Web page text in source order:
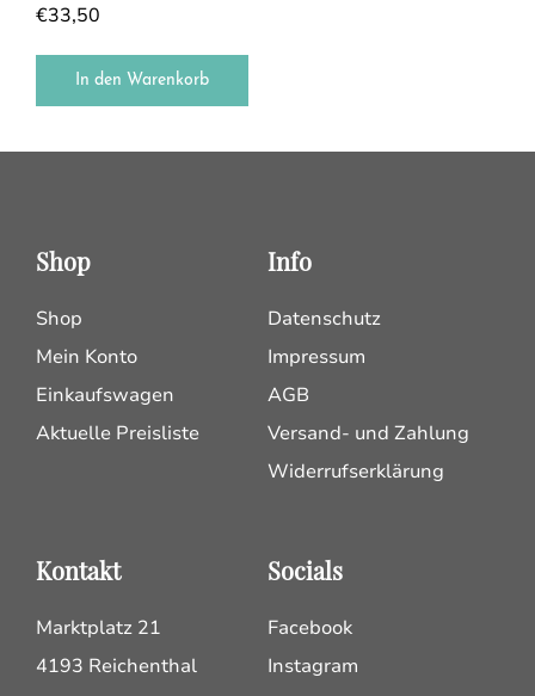
€33,50
In den Warenkorb
Shop
Shop
Mein Konto
Einkaufswagen
Aktuelle Preisliste
Info
Datenschutz
Impressum
AGB
Versand- und Zahlung
Widerrufserklärung
Kontakt
Marktplatz 21
4193 Reichenthal
Socials
Facebook
Instagram